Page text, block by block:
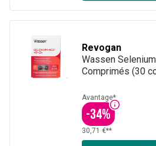
Revogan
Wassen
Comprimés (30
Avantage*
-34%
30,71 €**